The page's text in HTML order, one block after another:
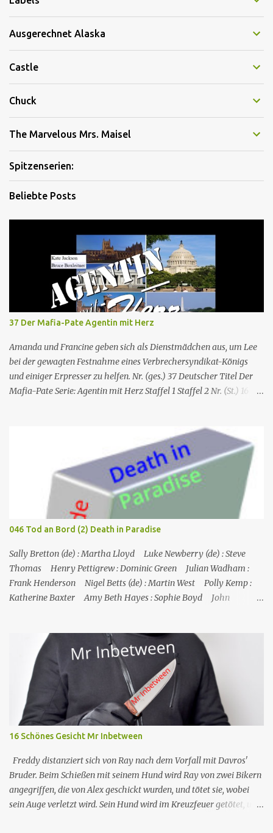
Ausgerechnet Alaska
Castle
Chuck
The Marvelous Mrs. Maisel
Spitzenserien:
Beliebte Posts
37 Der Mafia-Pate Agentin mit Herz
Amanda und Francine geben sich als Dienstmädchen aus, um Lee
bei der gewagten Festnahme eines Verbrechersyndikat-Königs
und einiger Erpresser zu helfen. Nr. (ges.) 37 Deutscher Titel Der
Mafia-Pate Serie: Agentin mit Herz Staffel 1 Staffel 2 Nr. (St.) 16
Mackenzie Buch Stephen Hattman Serieninfos: In dem Pilot der
Serie wird Amanda King , eine geschiedene Hausfrau und Mutter
von zwei Söhnen, als freie Mitarbeiterin eines kleinen US-
amerikanischen Geheimdienstes angeworben. Dort arbeitet sie als
Agentin an der Seite von Lee Stetson , Tarnname „Scarecrow“ (engl.
für Vogelscheuche), den sie am Ende der vierten und letzten Staffel
heiratet. Obwohl nur als Bürohilfskraft beschäftigt, wird sie
immer wieder in Undercover-Operationen verwickelt. Zunächst
unabsichtlich, dann mit Billigung ihrer Vorgesetzten, später –
nach einschlägigen Fortbildun...
046 Tod an Bord (2) Death in Paradise
Sally Bretton (de) : Martha Lloyd Luke Newberry (de) : Steve
Thomas Henry Pettigrew : Dominic Green Julian Wadham :
Frank Henderson Nigel Betts (de) : Martin West Polly Kemp :
Katherine Baxter Amy Beth Hayes : Sophie Boyd John
Büro war verschlossen, und Steve musste sie mit einem
Feuerlöscher gewaltsam öffnen. Im St. Marie's gesteht Sophie JP,
dass Tom auch mit dem Schmuggel von Rum Geld verdient hat,
was aber nicht mit seinem Tod zusammenzuhängen scheint.
Henderson starb an einer Schusswunde, die Waffe liegt neben der
Leiche, es sieht nach Selbstmord aus, außerdem fehlt einer seiner
Zwillinge, was darauf hindeutet, dass der fehlende Zwilling
Henderson ihn getötet und sich da...
16 Schönes Gesicht Mr Inbetween
Freddy distanziert sich von Ray nach dem Vorfall mit Davros'
Bruder. Beim Schießen mit seinem Hund wird Ray von zwei Bikern
angegriffen, die von Alex geschickt wurden, und tötet sie, wobei
sein Auge verletzt wird. Sein Hund wird im Kreuzfeuer getötet, und